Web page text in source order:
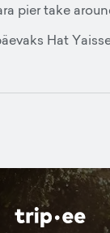
pier take
Hat